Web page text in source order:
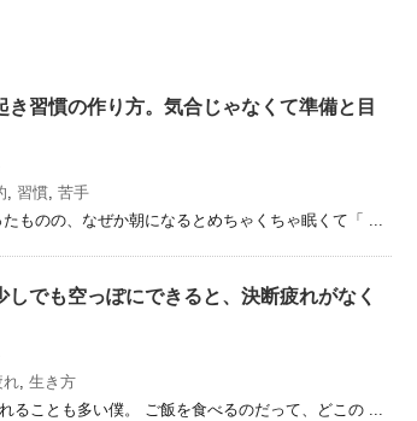
き習慣の作り方。気合じゃなくて準備と目
, 習慣, 苦手
ものの、なぜか朝になるとめちゃくちゃ眠くて「 ...
でも空っぽにできると、決断疲れがなく
れ, 生き方
ることも多い僕。 ご飯を食べるのだって、どこの ...